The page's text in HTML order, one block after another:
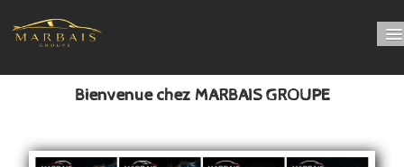
Bienvenue chez MARBAIS GROUPE
Nos départements
Bienvenue chez MARBAIS GROUPE